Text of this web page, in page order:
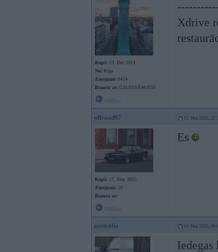
Kopš: 13. Dec 2014
No: Rīga
Ziņojumi: 8414
Braucu ar: G31/E53/E46/E39
Xdrive
offroad97 12. Mar 2025,
Kopš: 17. May 2015
Ziņojumi: 29
Braucu ar:
Es
australia 14. Mar 2025,